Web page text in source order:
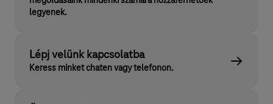
legyenek.
Lépj velünk kapcsolatba
Keress minket chaten vagy telefonon.